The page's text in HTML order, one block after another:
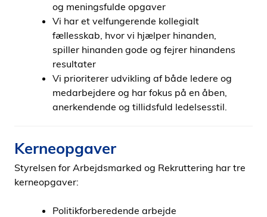
og meningsfulde opgaver
Vi har et velfungerende kollegialt
fællesskab, hvor vi hjælper hinanden,
spiller hinanden gode og fejrer hinandens
resultater
Vi prioriterer udvikling af både ledere og
medarbejdere og har fokus på en åben,
anerkendende og tillidsfuld ledelsesstil.
Kerneopgaver
Styrelsen for Arbejdsmarked og Rekruttering har tre
kerneopgaver:
Politikforberedende arbejde